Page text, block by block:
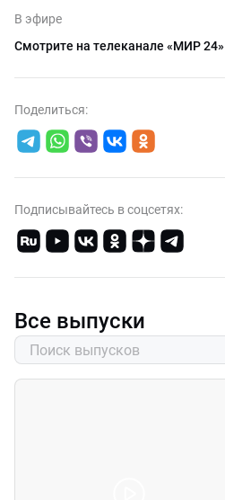
В эфире
Смотрите на телеканале «МИР 24»
Поделиться:
Подписывайтесь в соцсетях:
Все выпуски